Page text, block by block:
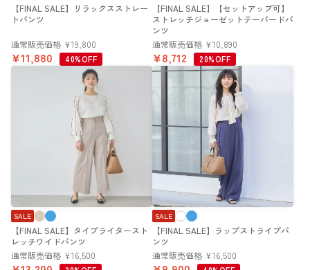
【FINAL SALE】リラックスストレー
トパンツ
通常販売価格 ¥19,800
¥11,880 40%OFF
【FINAL SALE】【セットアップ可】
ストレッチジョーゼットテーパードパ
ンツ
通常販売価格 ¥10,890
¥8,712 20%OFF
【FINAL SALE】タイプライタースト
レッチワイドパンツ
SALE
通常販売価格 ¥16,500
【FINAL SALE】ラップストライプパ
ンツ
SALE
通常販売価格 ¥16,500